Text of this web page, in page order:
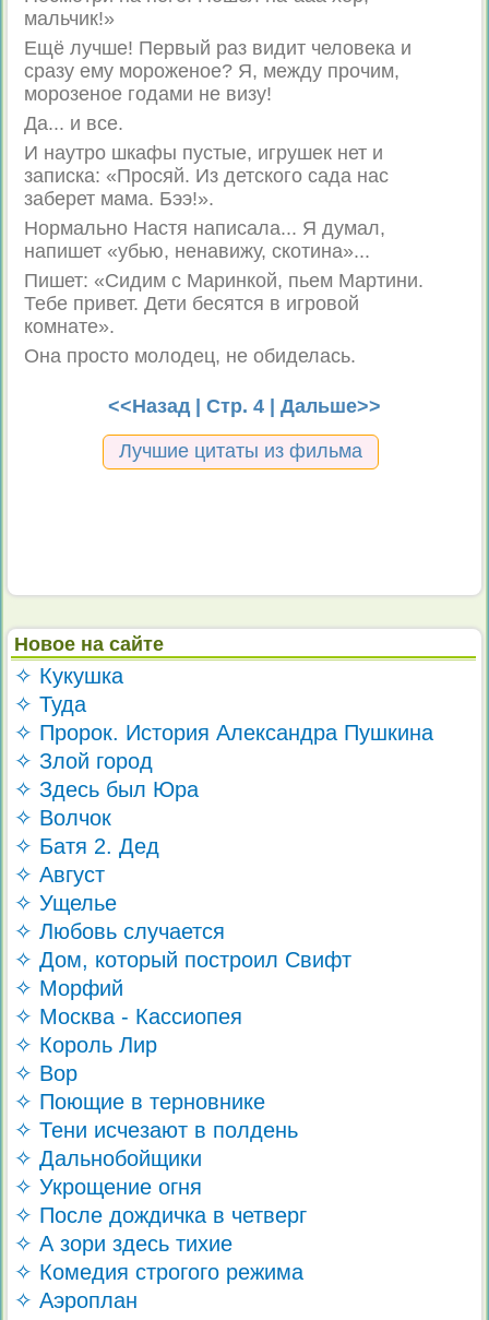
мальчик!»
Ещё лучше! Первый раз видит человека и
сразу ему мороженое? Я, между прочим,
морозеное годами не визу!
Да... и все.
И наутро шкафы пустые, игрушек нет и
записка: «Просяй. Из детского сада нас
заберет мама. Бээ!».
Нормально Настя написала... Я думал,
напишет «убью, ненавижу, скотина»...
Пишет: «Сидим с Маринкой, пьем Мартини.
Тебе привет. Дети бесятся в игровой
комнате».
Она просто молодец, не обиделась.
<<Назад | Стр. 4 | Дальше>>
Лучшие цитаты из фильма
Новое на сайте
✧ Кукушка
✧ Туда
✧ Пророк. История Александра Пушкина
✧ Злой город
✧ Здесь был Юра
✧ Волчок
✧ Батя 2. Дед
✧ Август
✧ Ущелье
✧ Любовь случается
✧ Дом, который построил Свифт
✧ Морфий
✧ Москва - Кассиопея
✧ Король Лир
✧ Вор
✧ Поющие в терновнике
✧ Тени исчезают в полдень
✧ Дальнобойщики
✧ Укрощение огня
✧ После дождичка в четверг
✧ А зори здесь тихие
✧ Комедия строгого режима
✧ Аэроплан